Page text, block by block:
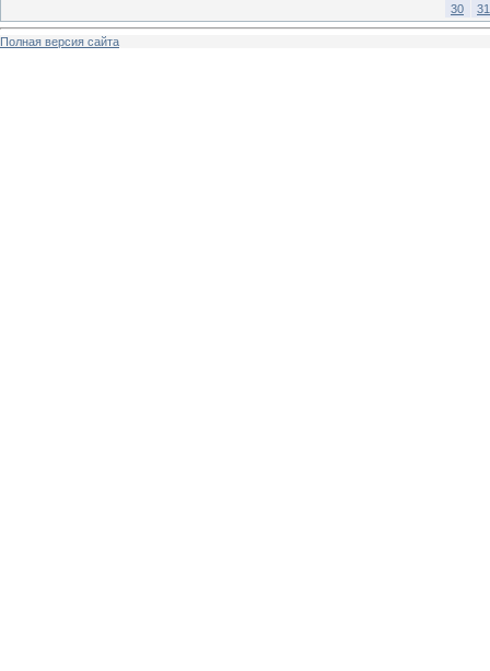
30
31
Полная версия сайта